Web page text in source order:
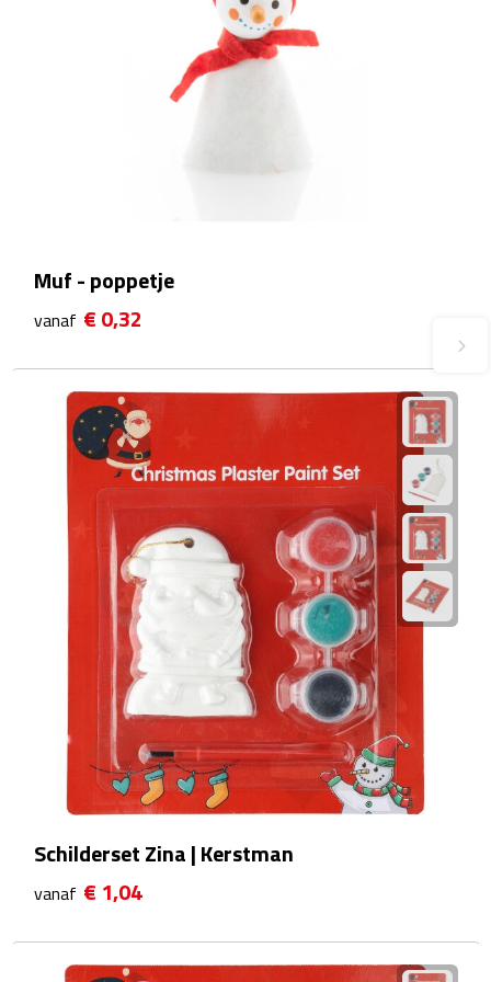
Drinkwaren
Drinkbekers
Bekers
Bidons
Plastic bekers
Thermosbekers
Drinkflessen
Opvouwbare drinkfles
Drinkflessen met karabijnhaak
Sportflessen
Thermosflessen
Waterflesjes
Muf - poppetje
vanaf € 0,32
Schilderset Zina | Kerstman
vanaf € 1,04